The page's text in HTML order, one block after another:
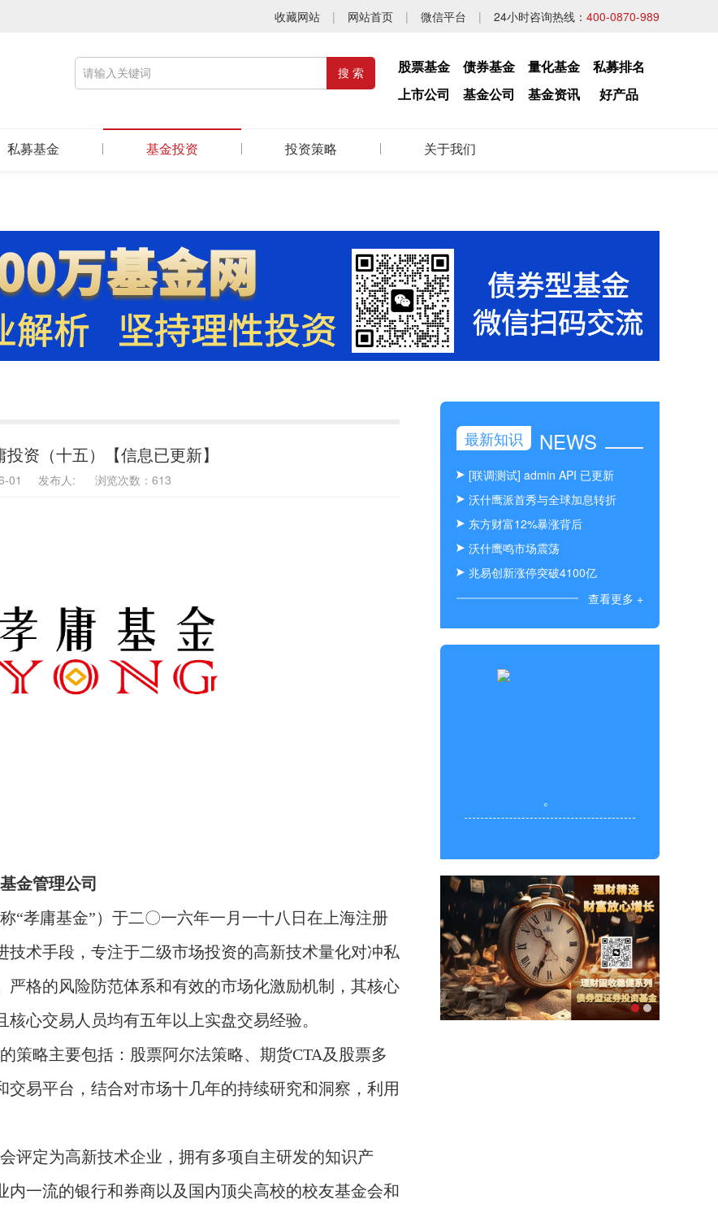
收藏网站 | 网站首页 | 微信平台 | 24小时咨询热线： 400-0870-989
股票基金 债券基金 量化基金
私募排名
上市公司
基金公司 基金资讯 好产品
私募基金 基金投资 投资策略 关于我们
资（十五）【信息已更新】
01 发布人: 浏览次数：613
金管理公司
“孝庸基金”）于二〇一六年一月一十八日在上海注册
术手段，专注于二级市场投资的高新技术量化对冲私
格的风险防范体系和有效的市场化激励机制，其核心
心交易人员均有五年以上实盘交易经验。
策略主要包括：股票阿尔法策略、期货CTA及股票多
易平台，结合对市场十几年的持续研究和洞察，利用
评定为高新技术企业，拥有多项自主研发的知识产
一流的银行和券商以及国内顶尖高校的校友基金会和
最新知识 NEWS
[联调测试] admin API 已更新
沃什鹰派首秀与全球加息转折
东方财富12%暴涨背后
沃什鹰鸣市场震荡
兆易创新涨停突破4100亿
查看更多 +
。